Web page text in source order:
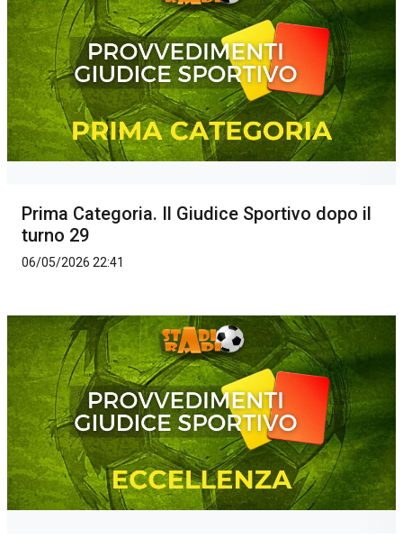
Prima Categoria. Il Giudice Sportivo dopo il
turno 29
06/05/2026 22:41